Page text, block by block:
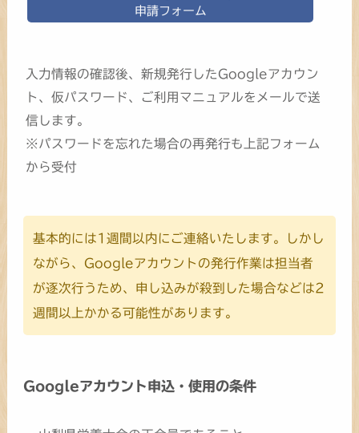
申請フォーム
入力情報の確認後、新規発行したGoogleアカウン
ト、仮パスワード、ご利用マニュアルをメールで送
信します。
※パスワードを忘れた場合の再発行も上記フォーム
から受付
基本的には1週間以内にご連絡いたします。しかし
ながら、Googleアカウントの発行作業は担当者
が逐次行うため、申し込みが殺到した場合などは2
週間以上かかる可能性があります。
Googleアカウント申込・使用の条件